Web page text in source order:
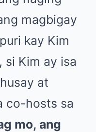
magbigay
kay Kim
si Kim ay isa
at
co-hosts sa
mo, ang